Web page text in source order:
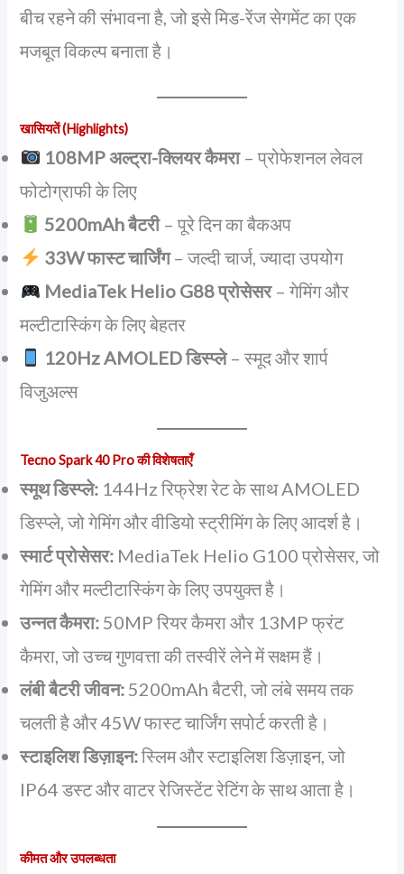
बीच रहने की संभावना है, जो इसे मिड-रेंज सेगमेंट का एक
मजबूत विकल्प बनाता है।
खासियतें (Highlights)
108MP अल्ट्रा-क्लियर कैमरा– प्रोफेशनल लेवल
फोटोग्राफी के लिए
5200mAh बैटरी– पूरे दिन का बैकअप
33W फास्ट चार्जिंग– जल्दी चार्ज, ज्यादा उपयोग
MediaTek Helio G88 प्रोसेसर– गेमिंग और
मल्टीटास्किंग के लिए बेहतर
120Hz AMOLED डिस्प्ले– स्मूद और शार्प
विजुअल्स
Tecno Spark 40 Pro की विशेषताएँ
स्मूथ डिस्प्ले: 144Hz रिफ्रेश रेट के साथ AMOLED
डिस्प्ले, जो गेमिंग और वीडियो स्ट्रीमिंग के लिए आदर्श है।
स्मार्ट प्रोसेसर: MediaTek Helio G100 प्रोसेसर, जो
गेमिंग और मल्टीटास्किंग के लिए उपयुक्त है।
उन्नत कैमरा: 50MP रियर कैमरा और 13MP फ्रंट
कैमरा, जो उच्च गुणवत्ता की तस्वीरें लेने में सक्षम हैं।
लंबी बैटरी जीवन: 5200mAh बैटरी, जो लंबे समय तक
चलती है और 45W फास्ट चार्जिंग सपोर्ट करती है।
स्टाइलिश डिज़ाइन:स्लिम और स्टाइलिश डिज़ाइन, जो
IP64 डस्ट और वाटर रेजिस्टेंट रेटिंग के साथ आता है।
कीमत और उपलब्धता